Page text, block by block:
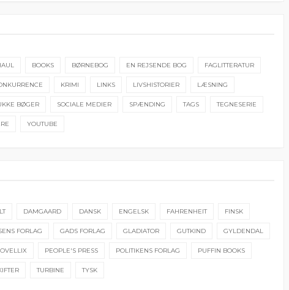
BOOKS BØRNEBOG EN REJSENDE BOG FAGLITTERATUR
KRIMI LINKS LIVSHISTORIER LÆSNING
BØGER SOCIALE MEDIER SPÆNDING TAGS TEGNESERIE
YOUTUBE
DAMGAARD DANSK ENGELSK FAHRENHEIT FINSK
FORLAG GADS FORLAG GLADIATOR GUTKIND GYLDENDAL
PEOPLE'S PRESS POLITIKENS FORLAG PUFFIN BOOKS
TURBINE TYSK